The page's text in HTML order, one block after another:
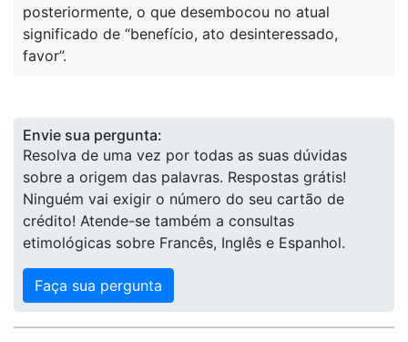
posteriormente, o que desembocou no atual
significado de “benefício, ato desinteressado,
favor”.
Envie sua pergunta:
Resolva de uma vez por todas as suas dúvidas
sobre a origem das palavras. Respostas grátis!
Ninguém vai exigir o número do seu cartão de
crédito! Atende-se também a consultas
etimológicas sobre Francês, Inglês e Espanhol.
Faça sua pergunta